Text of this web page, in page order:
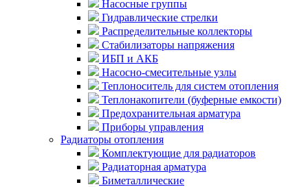
Насосные группы
Гидравлические стрелки
Распределительные коллекторы
Стабилизаторы напряжения
ИБП и АКБ
Насосно-смесительные узлы
Теплоноситель для систем отопления
Теплонакопители (буферные емкости)
Предохранительная арматура
Приборы управления
Радиаторы отопления
Комплектующие для радиаторов
Радиаторная арматура
Биметаллические